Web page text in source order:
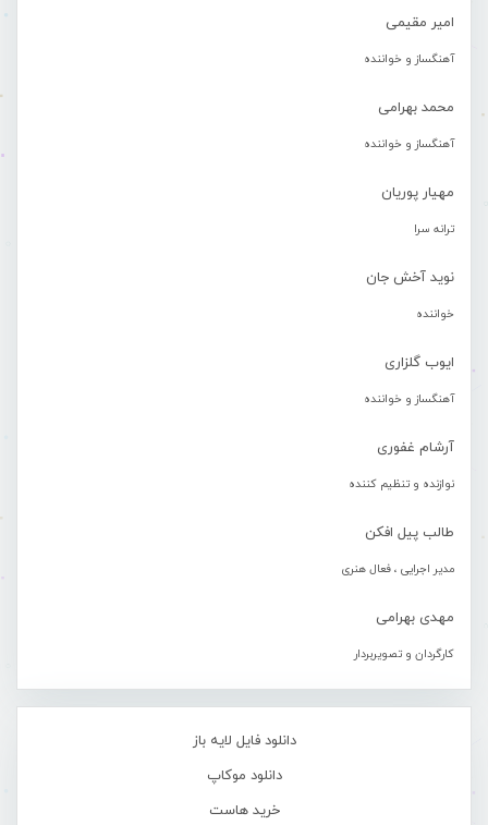
امیر مقیمی
آهنگساز و خواننده
محمد بهرامی
آهنگساز و خواننده
مهیار پوریان
ترانه سرا
نوید آخش جان
خواننده
ایوب گلزاری
آهنگساز و خواننده
آرشام غفوری
نوازنده و تنظیم کننده
طالب پیل افکن
مدیر اجرایی ، فعال هنری
مهدی بهرامی
کارگردان و تصویربردار
دانلود فایل لایه باز
دانلود موکاپ
خرید هاست